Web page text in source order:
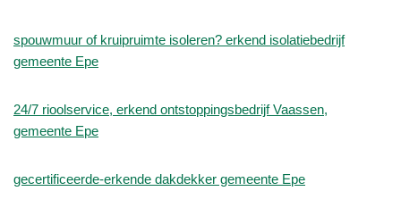
spouwmuur of kruipruimte isoleren? erkend isolatiebedrijf
gemeente Epe
24/7 rioolservice, erkend ontstoppingsbedrijf Vaassen,
gemeente Epe
gecertificeerde-erkende dakdekker gemeente Epe